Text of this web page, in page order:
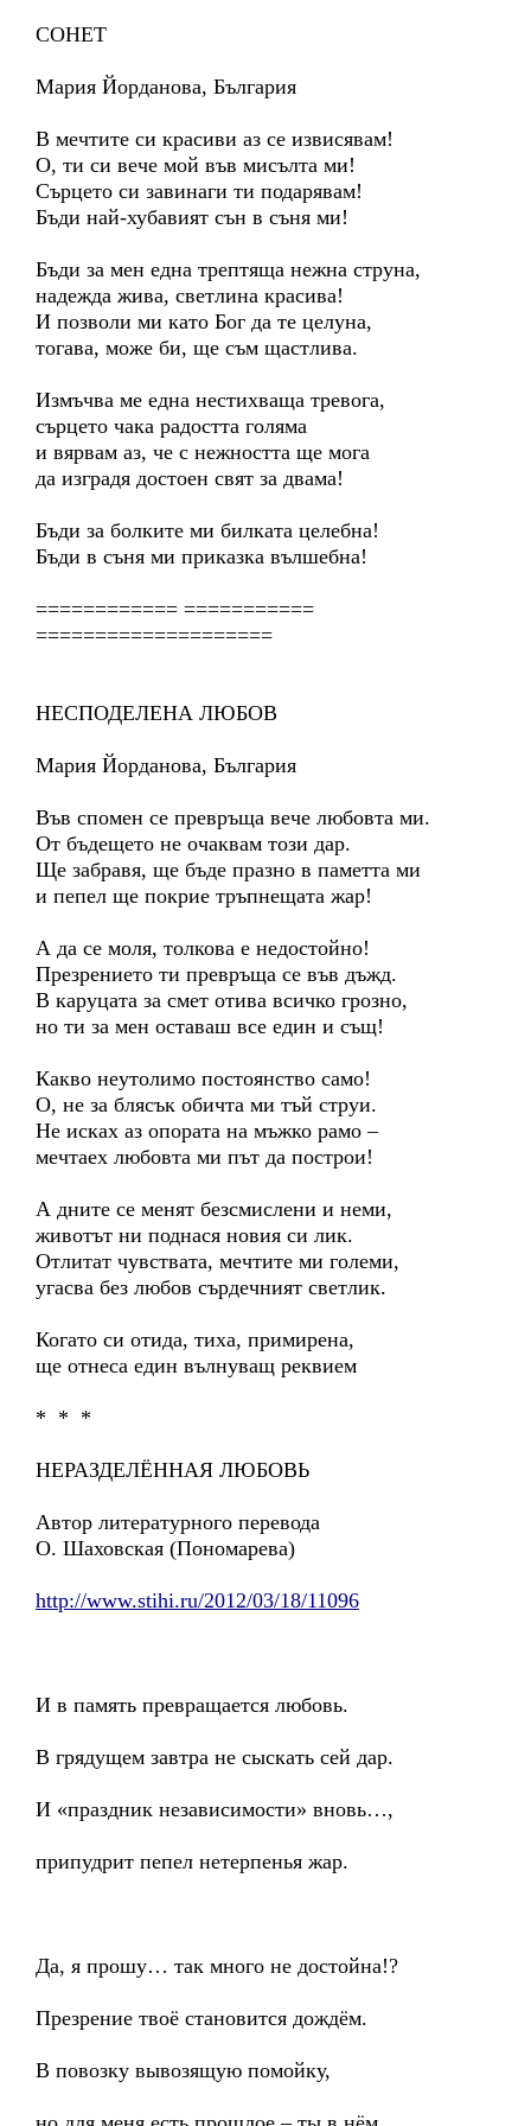
СОНЕТ
Мария Йорданова, България
В мечтите си красиви аз се извисявам!
О, ти си вече мой във мисълта ми!
Сърцето си завинаги ти подарявам!
Бъди най-хубавият сън в съня ми!
Бъди за мен една трептяща нежна струна,
надежда жива, светлина красива!
И позволи ми като Бог да те целуна,
тогава, може би, ще съм щастлива.
Измъчва ме една нестихваща тревога,
сърцето чака радостта голяма
и вярвам аз, че с нежността ще мога
да изградя достоен свят за двама!
Бъди за болките ми билката целебна!
Бъди в съня ми приказка вълшебна!
============ ===========
====================
НЕСПОДЕЛЕНА ЛЮБОВ
Мария Йорданова, България
Във спомен се превръща вече любовта ми.
От бъдещето не очаквам този дар.
Ще забравя, ще бъде празно в паметта ми
и пепел ще покрие тръпнещата жар!
А да се моля, толкова е недостойно!
Презрението ти превръща се във дъжд.
В каруцата за смет отива всичко грозно,
но ти за мен оставаш все един и същ!
Какво неутолимо постоянство само!
О, не за блясък обичта ми тъй струи.
Не исках аз опората на мъжко рамо –
мечтаех любовта ми път да построи!
А дните се менят безсмислени и неми,
животът ни поднася новия си лик.
Отлитат чувствата, мечтите ми големи,
угасва без любов сърдечният светлик.
Когато си отида, тиха, примирена,
ще отнеса един вълнуващ реквием
* * *
НЕРАЗДЕЛЁННАЯ ЛЮБОВЬ
Автор литературного перевода
О. Шаховская (Пономарева)
http://www.stihi.ru/2012/03/18/11096
И в память превращается любовь.
В грядущем завтра не сыскать сей дар.
И «праздник независимости» вновь…,
припудрит пепел нетерпенья жар.
Да, я прошу… так много не достойна!?
Презрение твоё становится дождём.
В повозку вывозящую помойку,